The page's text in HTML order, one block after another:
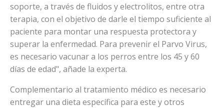
soporte, a través de fluidos y electrolitos, entre otra
terapia, con el objetivo de darle el tiempo suficiente al
paciente para montar una respuesta protectora y
superar la enfermedad. Para prevenir el Parvo Virus,
es necesario vacunar a los perros entre los 45 y 60
días de edad", añade la experta.
Complementario al tratamiento médico es necesario
entregar una dieta específica para este y otros